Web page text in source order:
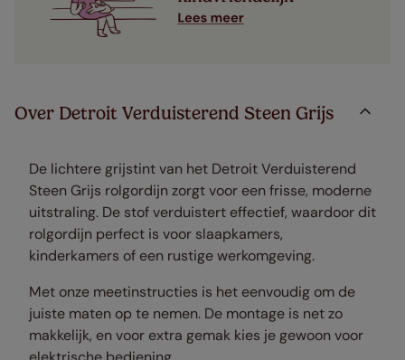
Over Detroit Verduisterend Steen Grijs
De lichtere grijstint van het Detroit Verduisterend
Steen Grijs rolgordijn zorgt voor een frisse, moderne
uitstraling. De stof verduistert effectief, waardoor dit
rolgordijn perfect is voor slaapkamers,
kinderkamers of een rustige werkomgeving.
Met onze meetinstructies is het eenvoudig om de
juiste maten op te nemen. De montage is net zo
makkelijk, en voor extra gemak kies je gewoon voor